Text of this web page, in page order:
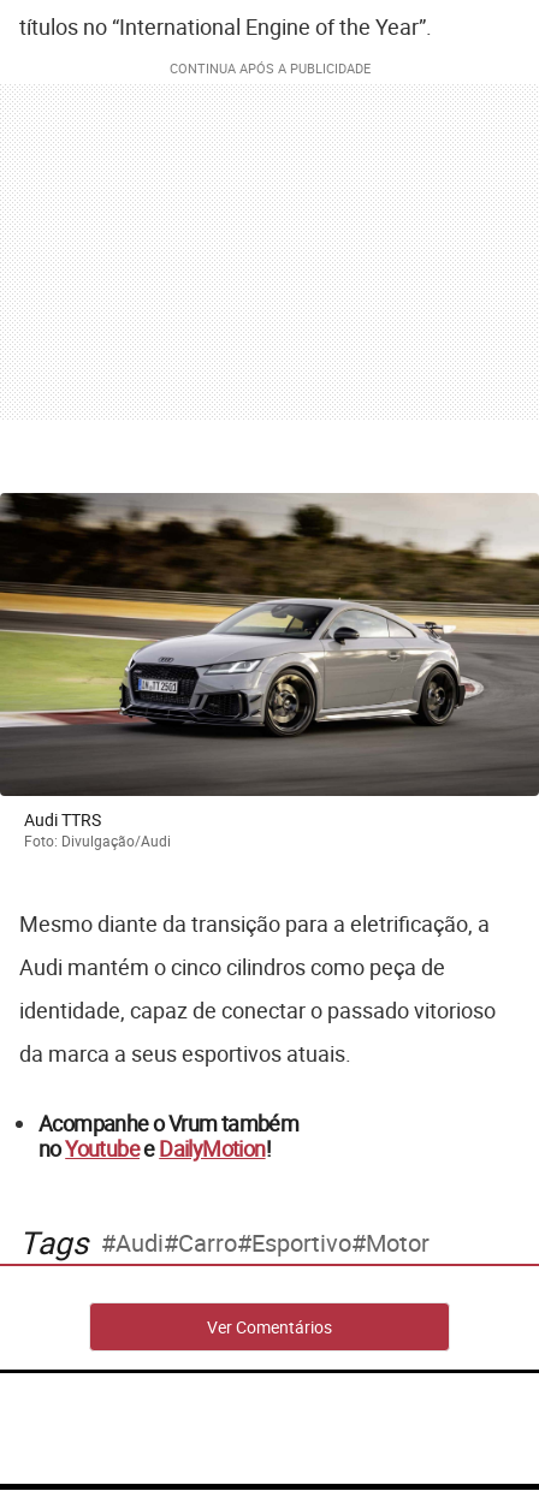
títulos no “International Engine of the Year”.
Audi TTRS
Foto: Divulgação/Audi
Mesmo diante da transição para a eletrificação, a
Audi mantém o cinco cilindros como peça de
identidade, capaz de conectar o passado vitorioso
da marca a seus esportivos atuais.
Acompanhe o Vrum também
noYoutubeeDailyMotion!
Tags Audi Carro Esportivo Motor
Ver Comentários